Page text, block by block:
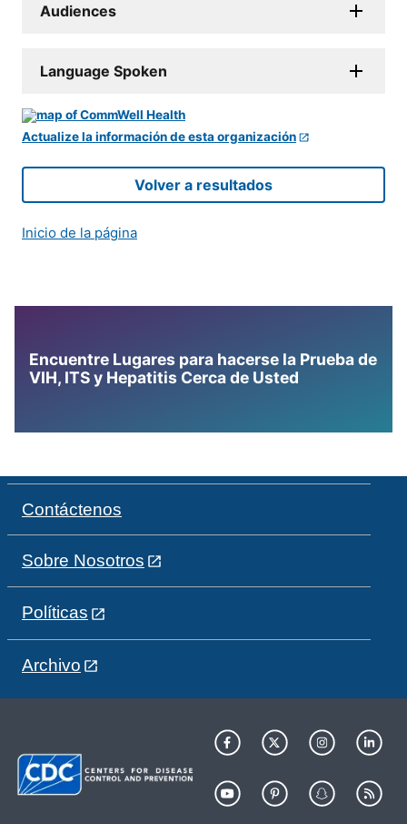
Audiences
Language Spoken
Actualize la información de esta organización
Volver a resultados
Inicio de la página
Encuentre Lugares para hacerse la Prueba de
VIH, ITS y Hepatitis Cerca de Usted
Contáctenos
Sobre Nosotros
Políticas
Archivo